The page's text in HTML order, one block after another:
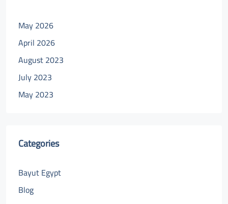
May 2026
April 2026
August 2023
July 2023
May 2023
Categories
Bayut Egypt
Blog